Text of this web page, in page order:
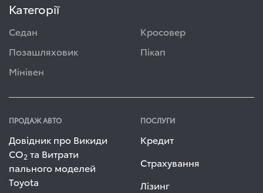
Категорії
Седан
Кросовер
Позашляховик
Пікап
Мінівен
ПРОДАЖ АВТО
Довідник про Викиди
СО2 та Витрати
пального моделей
Toyota
ПОСЛУГИ
Кредит
Страхування
Лізинг